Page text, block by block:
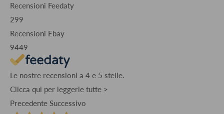
Recensioni Feedaty
299
Recensioni Ebay
9449
Le nostre recensioni a 4 e 5 stelle.
Clicca qui per leggerle tutte >
Precedente Successivo